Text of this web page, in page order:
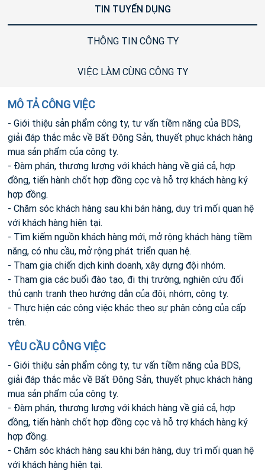
TIN TUYỂN DỤNG
THÔNG TIN CÔNG TY
VIỆC LÀM CÙNG CÔNG TY
MÔ TẢ CÔNG VIỆC
- Giới thiệu sản phẩm công ty, tư vấn tiềm năng của BDS,
giải đáp thắc mắc về Bất Động Sản, thuyết phục khách hàng
mua sản phẩm của công ty.
- Đàm phán, thương lượng với khách hàng về giá cả, hợp
đồng, tiến hành chốt hợp đồng cọc và hỗ trợ khách hàng ký
hợp đồng.
- Chăm sóc khách hàng sau khi bán hàng, duy trì mối quan hệ
với khách hàng hiện tại.
- Tìm kiếm nguồn khách hàng mới, mở rộng khách hàng tiềm
năng, có nhu cầu, mở rộng phát triển quan hệ.
- Tham gia chiến dịch kinh doanh, xây dựng đội nhóm.
- Tham gia các buổi đào tạo, đi thị trường, nghiên cứu đối
thủ cạnh tranh theo hướng dẫn của đội, nhóm, công ty.
- Thực hiện các công việc khác theo sự phân công của cấp
trên.
YÊU CẦU CÔNG VIỆC
- Giới thiệu sản phẩm công ty, tư vấn tiềm năng của BDS,
giải đáp thắc mắc về Bất Động Sản, thuyết phục khách hàng
mua sản phẩm của công ty.
- Đàm phán, thương lượng với khách hàng về giá cả, hợp
đồng, tiến hành chốt hợp đồng cọc và hỗ trợ khách hàng ký
hợp đồng.
- Chăm sóc khách hàng sau khi bán hàng, duy trì mối quan hệ
với khách hàng hiện tại.